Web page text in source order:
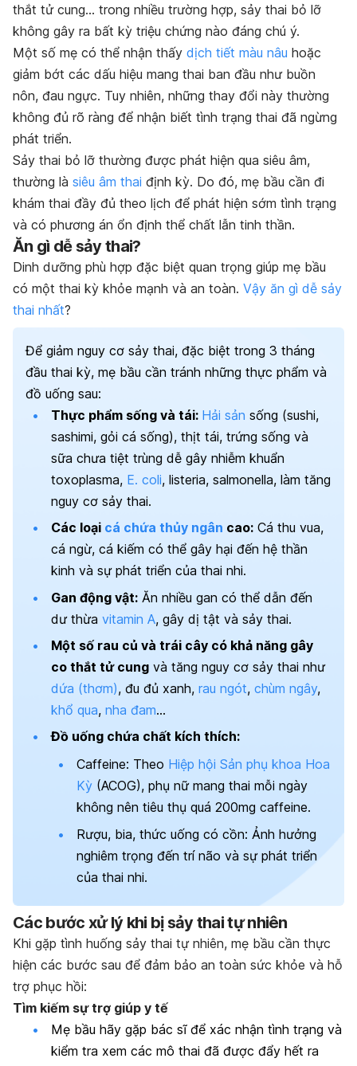
thắt tử cung… trong nhiều trường hợp, sảy thai bỏ lỡ
không gây ra bất kỳ triệu chứng nào đáng chú ý.
Một số mẹ có thể nhận thấy dịch tiết màu nâu hoặc
giảm bớt các dấu hiệu mang thai ban đầu như buồn
nôn, đau ngực. Tuy nhiên, những thay đổi này thường
không đủ rõ ràng để nhận biết tình trạng thai đã ngừng
phát triển.
Sảy thai bỏ lỡ thường được phát hiện qua siêu âm,
thường là siêu âm thai định kỳ. Do đó, mẹ bầu cần đi
khám thai đầy đủ theo lịch để phát hiện sớm tình trạng
và có phương án ổn định thể chất lẫn tinh thần.
Ăn gì dễ sảy thai?
Dinh dưỡng phù hợp đặc biệt quan trọng giúp mẹ bầu
có một thai kỳ khỏe mạnh và an toàn. Vậy ăn gì dễ sảy
thai nhất?
Để giảm nguy cơ sảy thai, đặc biệt trong 3 tháng
đầu thai kỳ, mẹ bầu cần tránh những thực phẩm và
đồ uống sau:
Thực phẩm sống và tái: Hải sản sống (sushi,
sashimi, gỏi cá sống), thịt tái, trứng sống và
sữa chưa tiệt trùng dễ gây nhiễm khuẩn
toxoplasma, E. coli, listeria, salmonella, làm tăng
nguy cơ sảy thai.
Các loại cá chứa thủy ngân cao: Cá thu vua,
cá ngừ, cá kiếm có thể gây hại đến hệ thần
kinh và sự phát triển của thai nhi.
Gan động vật: Ăn nhiều gan có thể dẫn đến
dư thừa vitamin A, gây dị tật và sảy thai.
Một số rau củ và trái cây có khả năng gây
co thắt tử cung và tăng nguy cơ sảy thai như
dứa (thơm), đu đủ xanh, rau ngót, chùm ngây,
khổ qua, nha đam…
Đồ uống chứa chất kích thích:
Caffeine: Theo Hiệp hội Sản phụ khoa Hoa
Kỳ (ACOG), phụ nữ mang thai mỗi ngày
không nên tiêu thụ quá 200mg caffeine.
Rượu, bia, thức uống có cồn: Ảnh hưởng
nghiêm trọng đến trí não và sự phát triển
của thai nhi.
Các bước xử lý khi bị sảy thai tự nhiên
Khi gặp tình huống sảy thai tự nhiên, mẹ bầu cần thực
hiện các bước sau để đảm bảo an toàn sức khỏe và hỗ
trợ phục hồi:
Tìm kiếm sự trợ giúp y tế
Mẹ bầu hãy gặp bác sĩ để xác nhận tình trạng và
kiểm tra xem các mô thai đã được đẩy hết ra